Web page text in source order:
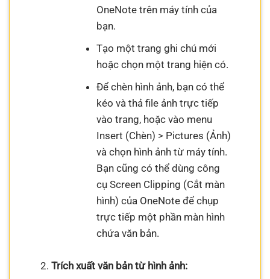
OneNote trên máy tính của
bạn.
Tạo một trang ghi chú mới
hoặc chọn một trang hiện có.
Để chèn hình ảnh, bạn có thể
kéo và thả file ảnh trực tiếp
vào trang, hoặc vào menu
Insert (Chèn) > Pictures (Ảnh)
và chọn hình ảnh từ máy tính.
Bạn cũng có thể dùng công
cụ Screen Clipping (Cắt màn
hình) của OneNote để chụp
trực tiếp một phần màn hình
chứa văn bản.
Trích xuất văn bản từ hình ảnh: